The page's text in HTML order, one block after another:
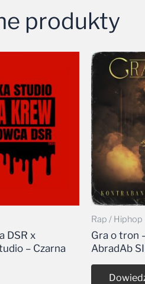
produkty
DSR x
– Czarna
Rap / Hiphop
Gra o tron
AbradAb